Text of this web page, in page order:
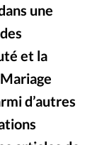
Culture
une
et la
d’autres